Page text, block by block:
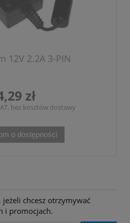
12V 2.2A 3-PIN
zł
bez kosztów dostawy
o dostępności
chcesz otrzymywać
i promocjach.